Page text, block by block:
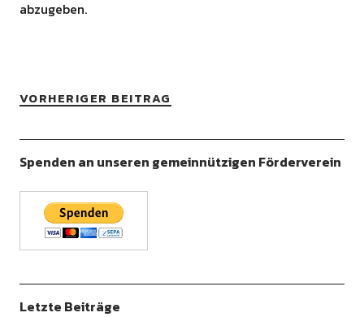
abzugeben.
VORHERIGER BEITRAG
Spenden an unseren gemeinnützigen Förderverein
Letzte Beiträge